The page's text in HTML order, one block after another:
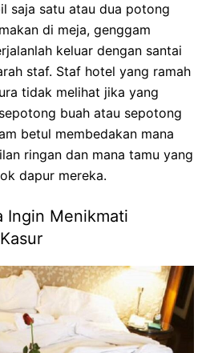
saja satu atau dua potong
di meja, genggam
keluar dengan santai
staf. Staf hotel yang ramah
tidak melihat jika yang
buah atau sepotong
betul membedakan mana
ringan dan mana tamu yang
dapur mereka.
Ingin Menikmati